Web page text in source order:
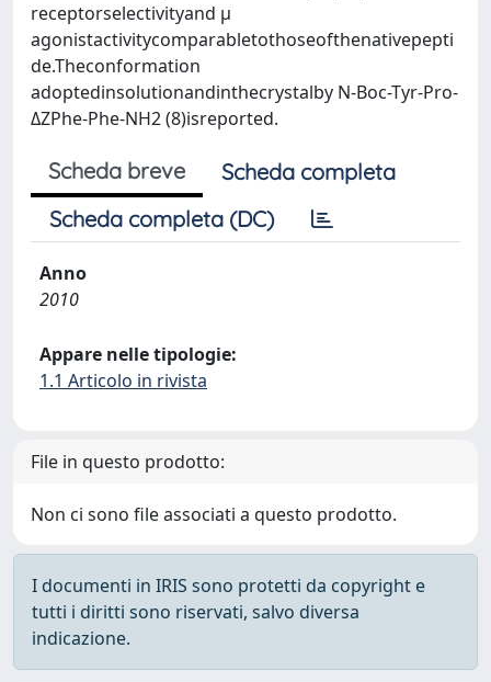
receptorselectivityand μ
agonistactivitycomparabletothoseofthenativepepti
de.Theconformation
adoptedinsolutionandinthecrystalby N-Boc-Tyr-Pro-
ΔZPhe-Phe-NH2 (8)isreported.
Scheda breve
Scheda completa
Scheda completa (DC)
Anno
2010
Appare nelle tipologie:
1.1 Articolo in rivista
File in questo prodotto:
Non ci sono file associati a questo prodotto.
I documenti in IRIS sono protetti da copyright e
tutti i diritti sono riservati, salvo diversa
indicazione.